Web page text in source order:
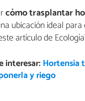
cómo trasplantar
ubicación ideal para
artículo de
interesar: Hortensia
y riego